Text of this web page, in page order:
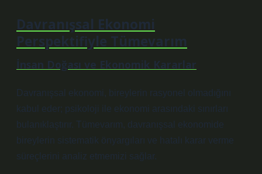
Davranışsal Ekonomi
Perspektifiyle Tümevarım
İnsan Doğası ve Ekonomik Kararlar
Davranışsal ekonomi, bireylerin rasyonel olmadığını
kabul eder; psikoloji ile ekonomi arasındaki sınırları
bulanıklaştırır. Tümevarım, davranışsal ekonomide
bireylerin sistematik önyargıları ve hatalı karar verme
süreçlerini analiz etmemizi sağlar.